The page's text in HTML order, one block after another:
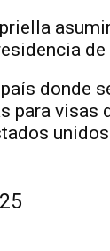
de
donde
para visas
unidos